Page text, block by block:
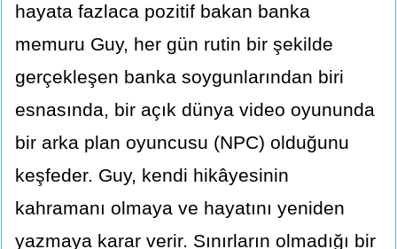
hayata fazlaca pozitif bakan banka
memuru Guy, her gün rutin bir şekilde
gerçekleşen banka soygunlarından biri
esnasında, bir açık dünya video oyununda
bir arka plan oyuncusu (NPC) olduğunu
keşfeder. Guy, kendi hikâyesinin
kahramanı olmaya ve hayatını yeniden
yazmaya karar verir. Sınırların olmadığı bir